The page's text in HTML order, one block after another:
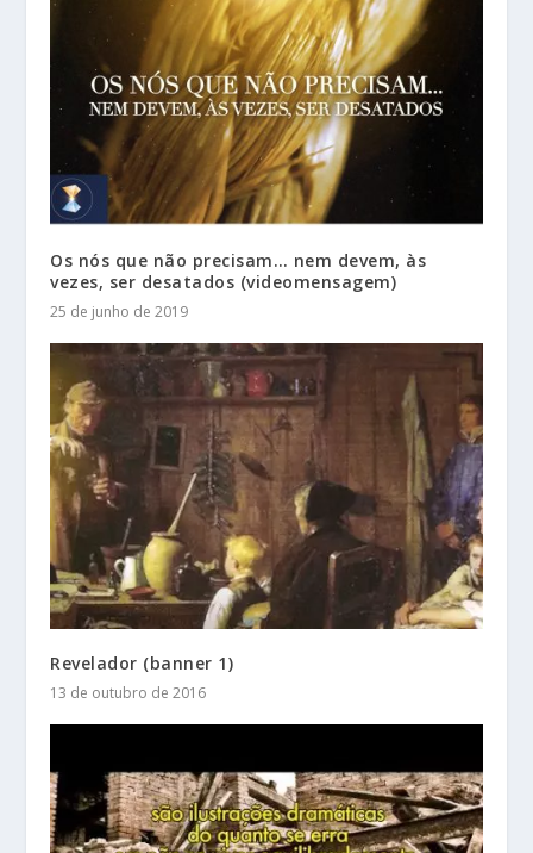
Os nós que não precisam… nem devem, às
vezes, ser desatados (videomensagem)
25 de junho de 2019
Revelador (banner 1)
13 de outubro de 2016